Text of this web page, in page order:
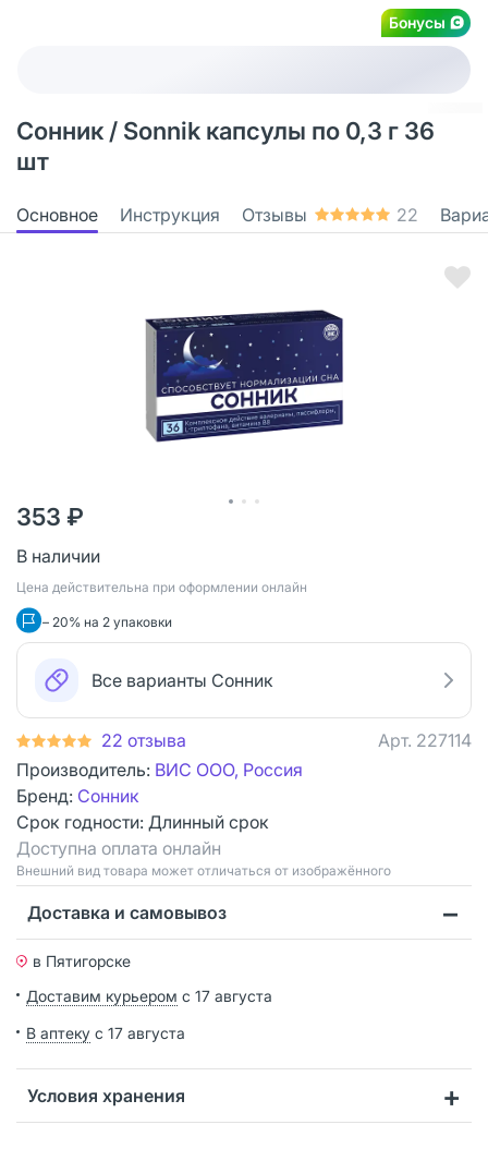
Бонусы
Сонник / Sonnik капсулы по 0,3 г 36
шт
Основное Инструкция Отзывы 22
353 ₽
В наличии
Цена действительна при оформлении онлайн
– 20% на 2 упаковки
Все варианты Сонник
22 отзыва Арт. 227114
Производитель: ВИС ООО, Россия
Бренд: Сонник
Срок годности: Длинный срок
Доступна оплата онлайн
Bнешний вид товара может отличаться от изображённого
Доставка и самовывоз
в Пятигорске
Доставим курьером с 17 августа
В аптеку с 17 августа
Условия хранения